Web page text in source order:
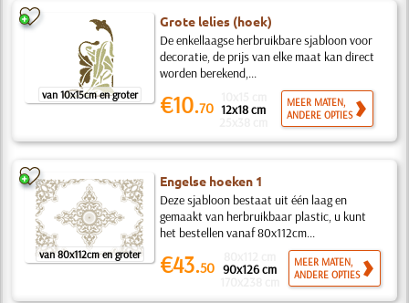
van 10x15cm en groter
Grote lelies (hoek)
De enkellaagse herbruikbare sjabloon voor
decoratie, de prijs van elke maat kan direct
worden berekend,...
€10.70 12x18 cm
MEER MATEN,
ANDERE OPTIES
van 80x112cm en groter
Engelse hoeken 1
Deze sjabloon bestaat uit één laag en
gemaakt van herbruikbaar plastic, u kunt
het bestellen vanaf 80x112cm...
€43.50 90x126 cm
MEER MATEN,
ANDERE OPTIES